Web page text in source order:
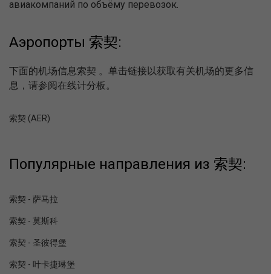
авиакомпаний по объёму перевозок.
Аэропорты 索契:
下面的机场信息索契 。单击链接以获取有关机场的更多信
息，请参阅在线计分板。
索契 (AER)
Популярные направления из 索契:
索契 - 萨马拉
索契 - 莫斯科
索契 - 圣彼得堡
索契 - 叶卡捷琳堡